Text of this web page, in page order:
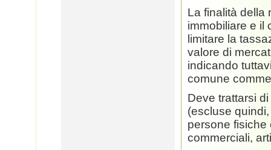
La finalità della
immobiliare e il
limitare la
valore di
indicando
comune
Deve trattarsi
(escluse
persone fisiche
commerciali,